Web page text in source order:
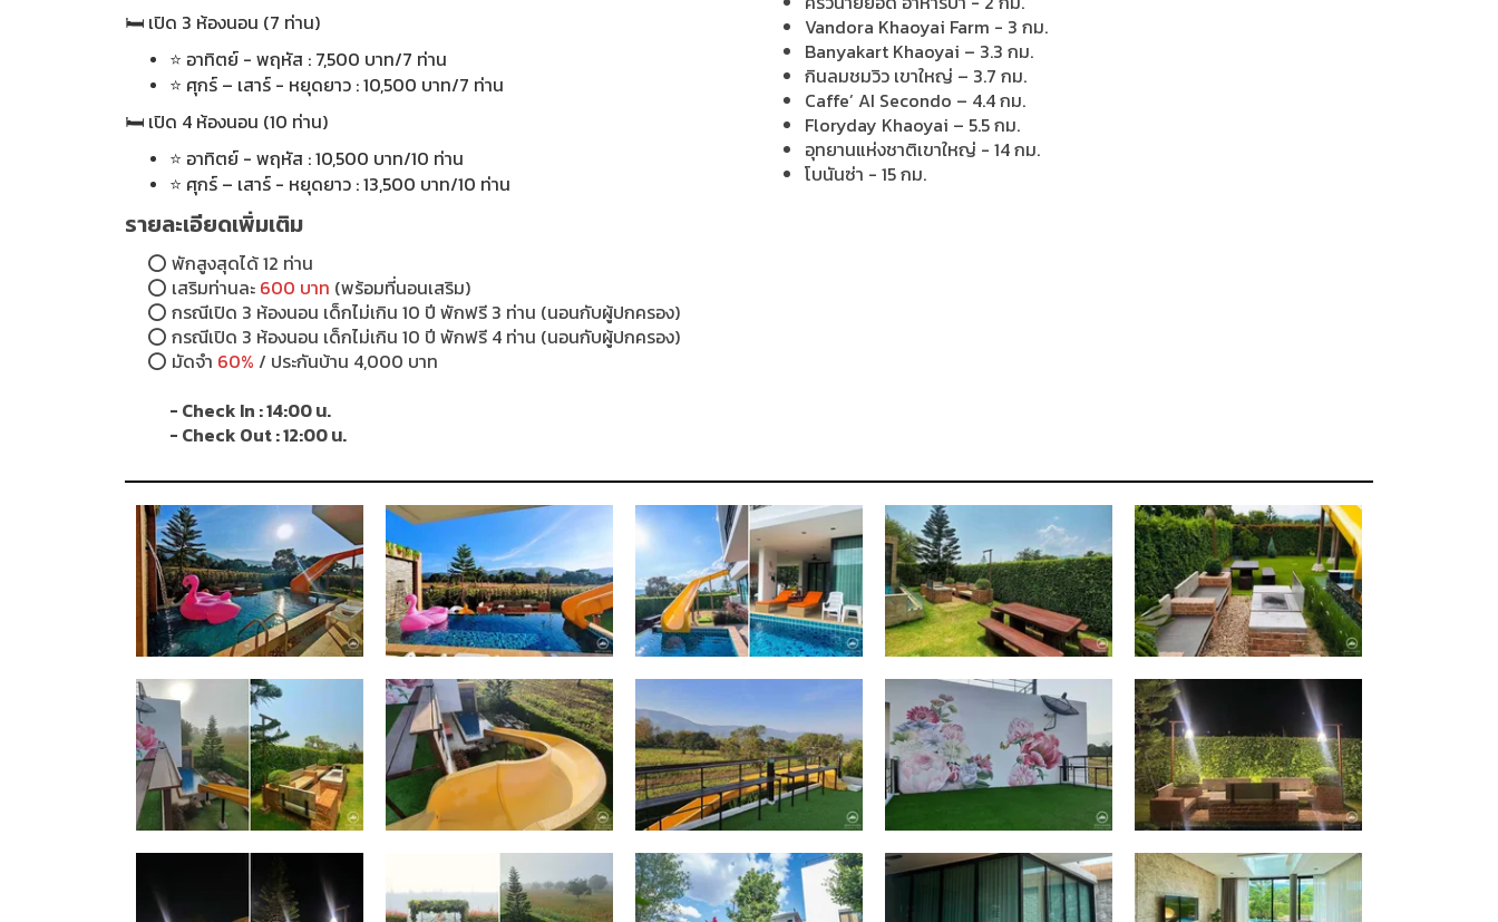
🛏 เปิด 3 ห้องนอน (7 ท่าน)
⭐ อาทิตย์ - พฤหัส : 7,500 บาท/7 ท่าน
⭐ ศุกร์ – เสาร์ - หยุดยาว : 10,500 บาท/7 ท่าน
🛏 เปิด 4 ห้องนอน (10 ท่าน)
⭐ อาทิตย์ - พฤหัส : 10,500 บาท/10 ท่าน
⭐ ศุกร์ – เสาร์ - หยุดยาว : 13,500 บาท/10 ท่าน
รายละเอียดเพิ่มเติม
⭕ พักสูงสุดได้ 12 ท่าน
⭕ เสริมท่านละ 600 บาท (พร้อมที่นอนเสริม)
⭕ กรณีเปิด 3 ห้องนอน เด็กไม่เกิน 10 ปี พักฟรี 3 ท่าน (นอนกับผู้ปกครอง)
⭕ กรณีเปิด 3 ห้องนอน เด็กไม่เกิน 10 ปี พักฟรี 4 ท่าน (นอนกับผู้ปกครอง)
⭕ มัดจำ 60% / ประกันบ้าน 4,000 บาท
- Check In : 14:00 น.
- Check Out : 12:00 น.
Vandora Khaoyai Farm - 3 กม.
Banyakart Khaoyai – 3.3 กม.
กินลมชมวิว เขาใหญ่ – 3.7 กม.
Caffe’ AI Secondo – 4.4 กม.
Floryday Khaoyai – 5.5 กม.
อุทยานแห่งชาติเขาใหญ่ - 14 กม.
โบนันซ่า - 15 กม.